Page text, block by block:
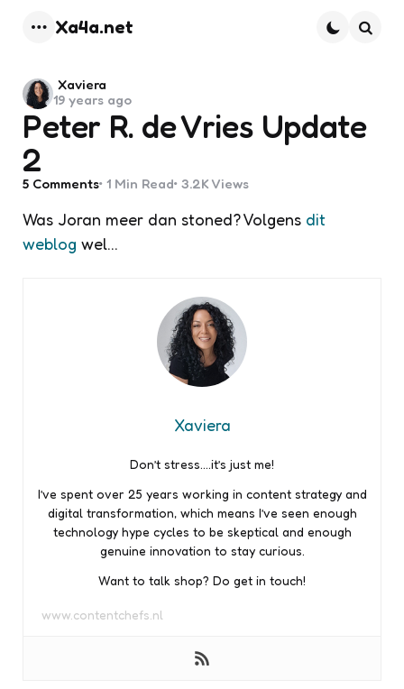
Xa4a.net
Peter R. de Vries Update
2
Posted
by
Xaviera
19 years ago
5 Comments 1 Min Read 3.2K Views
Was Joran meer dan stoned? Volgens dit
weblog wel…
Xaviera
Don’t stress….it’s just me!
I’ve spent over 25 years working in content strategy and
digital transformation, which means I’ve seen enough
technology hype cycles to be skeptical and enough
genuine innovation to stay curious.
Want to talk shop? Do get in touch!
www.contentchefs.nl